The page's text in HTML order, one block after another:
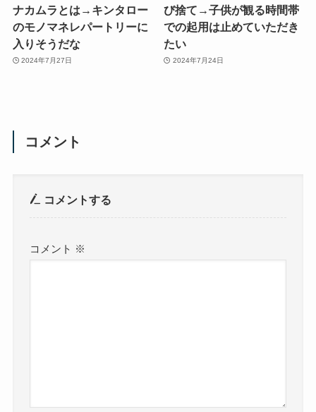
ナカムラとは→キンタロー
のモノマネレパートリーに
入りそうだな
2024年7月27日
び捨て→子供が観る時間帯
での起用は止めていただき
たい
2024年7月24日
コメント
コメントする
コメント ※